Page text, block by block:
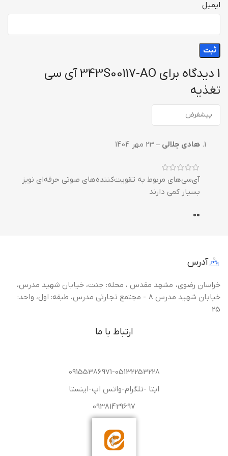
1 دیدگاه برای
343S00117-AO آی سی
تغذیه
هادی جلالی – 23 مهر 1404
آی‌سی‌های مربوط به تقویت‌کننده‌های صوتی حرفه‌ای نویز
بسیار کمی دارند
0
0
ایمیل
آدرس
خراسان رضوی، مشهد مقدس ، محله: جنت، خیابان شهید مدرس،
خیابان شهید مدرس 8 - مجتمع تجارتی مدرس، طبقه: اول، واحد:
25
ارتباط با ما
09155386971-05132253228
ایتا -تلگرام-واتس اپ-اینستا
09381429697